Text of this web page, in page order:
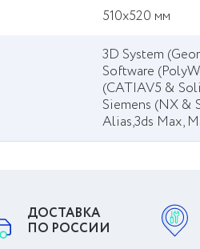
510х520 мм
3D System
Software
(CATIAV5 &
Siemens (NX &
Alias,3ds Max,
ДОСТАВКА
ПО РОССИИ